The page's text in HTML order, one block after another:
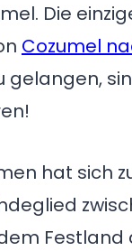
Die
Cozumel
gelangen,
hat sich
Festland